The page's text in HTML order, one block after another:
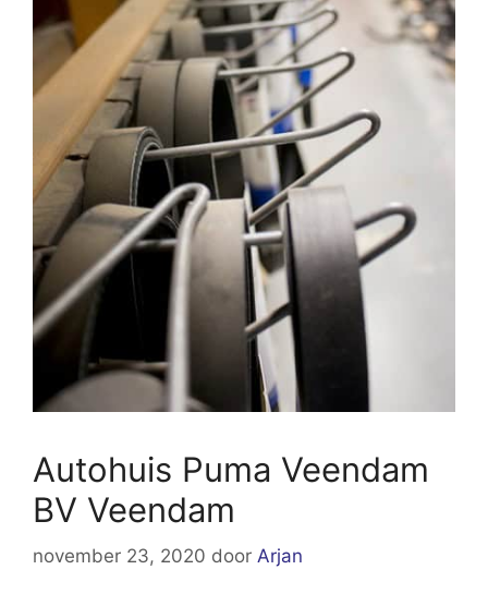
Autohuis Puma Veendam
BV Veendam
november 23, 2020 door Arjan